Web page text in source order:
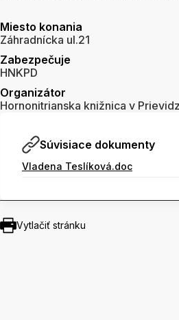
Miesto konania
Záhradnícka ul.21
Zabezpečuje
HNKPD
Organizátor
Hornonitrianska knižnica v
Súvisiace dokumenty
Vladena Teslíková.doc
Vytlačiť stránku